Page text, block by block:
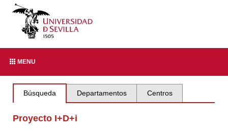
MENU
Búsqueda Departamentos Centros
Proyecto I+D+i